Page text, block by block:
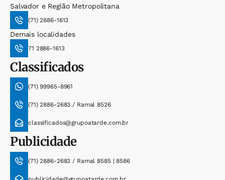
Salvador e Região Metropolitana
(71) 2886-1613
Demais localidades
71 2886-1613
Classificados
(71) 99965-8961
(71) 2886-2683 / Ramal 8526
classificados@grupoatarde.com.br
Publicidade
(71) 2886-2683 / Ramal 8585 | 8586